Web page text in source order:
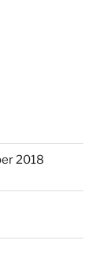
2018